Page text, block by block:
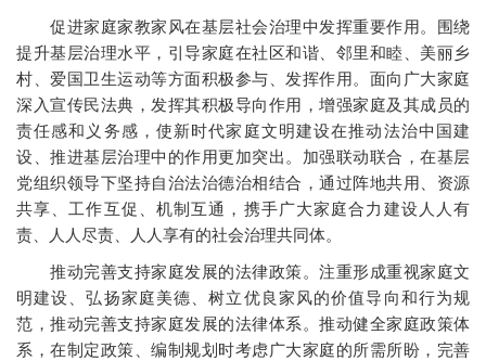
促进家庭家教家风在基层社会治理中发挥重要作用。围绕
提升基层治理水平，引导家庭在社区和谐、邻里和睦、美丽乡
村、爱国卫生运动等方面积极参与、发挥作用。面向广大家庭
深入宣传民法典，发挥其积极导向作用，增强家庭及其成员的
责任感和义务感，使新时代家庭文明建设在推动法治中国建
设、推进基层治理中的作用更加突出。加强联动联合，在基层
党组织领导下坚持自治法治德治相结合，通过阵地共用、资源
共享、工作互促、机制互通，携手广大家庭合力建设人人有
责、人人尽责、人人享有的社会治理共同体。
推动完善支持家庭发展的法律政策。注重形成重视家庭文
明建设、弘扬家庭美德、树立优良家风的价值导向和行为规
范，推动完善支持家庭发展的法律体系。推动健全家庭政策体
系，在制定政策、编制规划时考虑广大家庭的所需所盼，完善